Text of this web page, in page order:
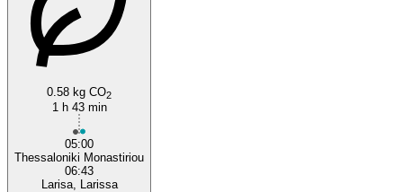
0.58 kg CO2
1 h 43 min
05:00
Thessaloniki Monastiriou
06:43
Larisa, Larissa